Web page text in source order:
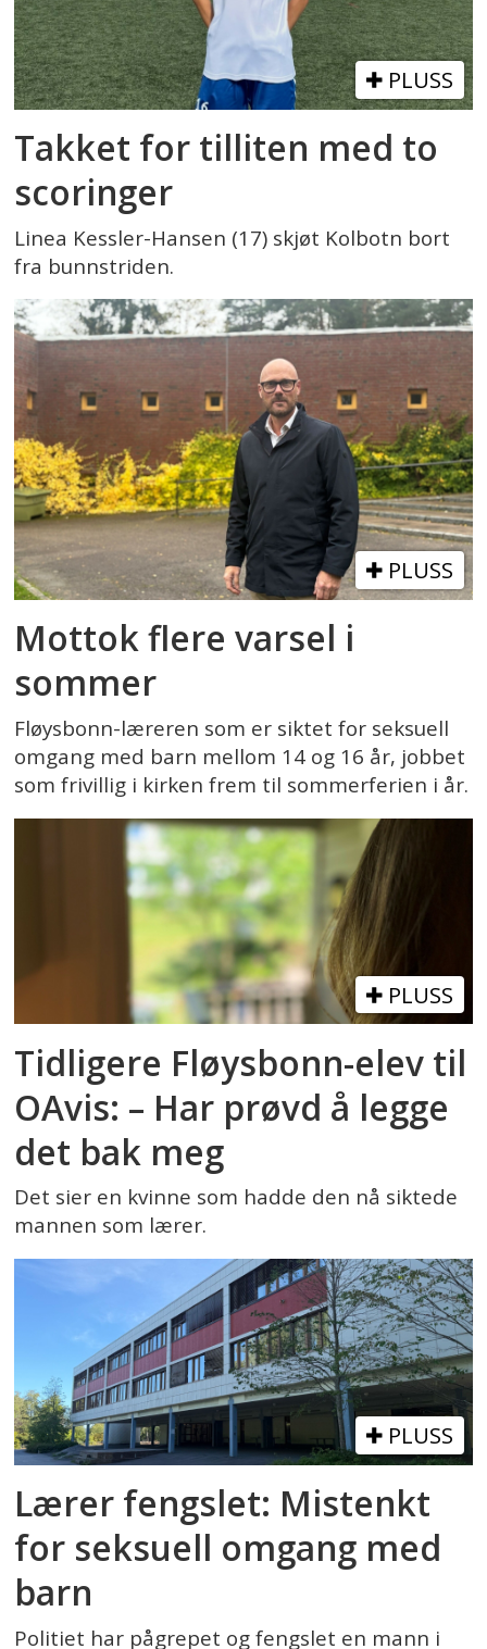
PLUSS
Takket for tilliten med to
scoringer
Linea Kessler-Hansen (17) skjøt Kolbotn bort
fra bunnstriden.
PLUSS
Mottok flere varsel i
sommer
Fløysbonn-læreren som er siktet for seksuell
omgang med barn mellom 14 og 16 år, jobbet
som frivillig i kirken frem til sommerferien i år.
PLUSS
Tidligere Fløysbonn-elev til
OAvis: – Har prøvd å legge
det bak meg
Det sier en kvinne som hadde den nå siktede
mannen som lærer.
PLUSS
Lærer fengslet: Mistenkt
for seksuell omgang med
barn
Politiet har pågrepet og fengslet en mann i